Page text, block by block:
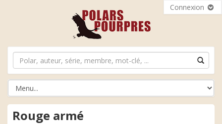
Connexion
Rouge armé